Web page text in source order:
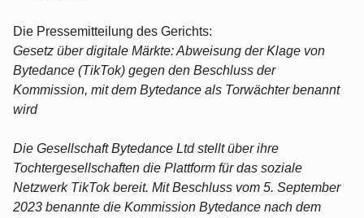
Die Pressemitteilung des Gerichts:
Gesetz über digitale Märkte: Abweisung der Klage von
Bytedance (TikTok) gegen den Beschluss der
Kommission, mit dem Bytedance als Torwächter benannt
wird
Die Gesellschaft Bytedance Ltd stellt über ihre
Tochtergesellschaften die Plattform für das soziale
Netzwerk TikTok bereit. Mit Beschluss vom 5. September
2023 benannte die Kommission Bytedance nach dem